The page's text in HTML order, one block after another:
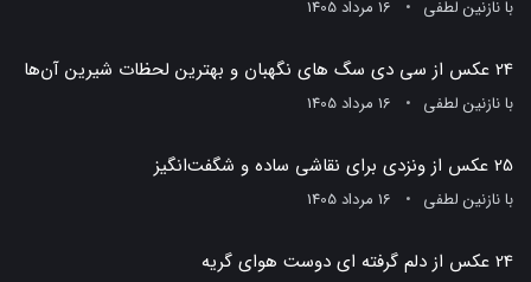
بانازنین لطفی 16 مرداد 1405
24 عکس از سی دی سگ های نگهبان و بهترین لحظات شیرین آن‌ها
بانازنین لطفی 16 مرداد 1405
25 عکس از ونزدی برای نقاشی ساده و شگفت‌انگیز
بانازنین لطفی 16 مرداد 1405
24 عکس از دلم گرفته ای دوست هوای گریه